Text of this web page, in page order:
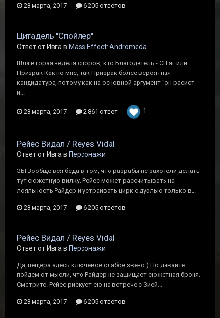
28 марта, 2017 6 205 ответов
Цитадель "Спойлер"
Ответ от Ивга в Mass Effect: Andromeda
Шла вторая неделя споров, кто Благодетель - СП яг или
Призрак Как по мне, так Призрак более вероятная
кандидатура, потому как на основной аргумент "он расист
и...
28 марта, 2017 2 861 ответ 1
Рейес Видал / Reyes Vidal
Ответ от Ивга в Персонажи
ЗЫ Вообще вся беда в том, что разрабы не захотели делать
тут сюжетную вилку. Рейес может рассчитывать на
лояльность Райдер и устраивать цирк с дуэлью только в...
28 марта, 2017 6 205 ответов
Рейес Видал / Reyes Vidal
Ответ от Ивга в Персонажи
Да, пещера здесь ключевое слабое звено:) Но давайте
пойдем от мысли, что Райдер не защищает сюжетная броня.
Смотрите. Рейес рискует ею на встрече с Зией...
28 марта, 2017 6 205 ответов